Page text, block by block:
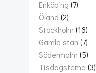
Enköping (7)
Öland (2)
Stockholm (18)
Gamla stan (7)
Södermalm (5)
Tisdagstema (3)